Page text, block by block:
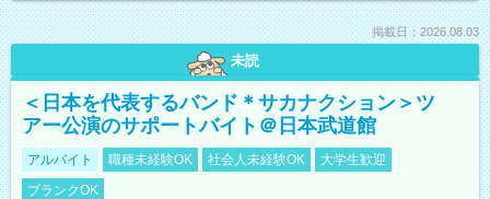
掲載日：2026.08.03
未読
＜日本を代表するバンド＊サカナクション＞ツ
アー公演のサポートバイト＠日本武道館
アルバイト 職種未経験OK 社会人未経験OK
大学生歓迎
ブランクOK